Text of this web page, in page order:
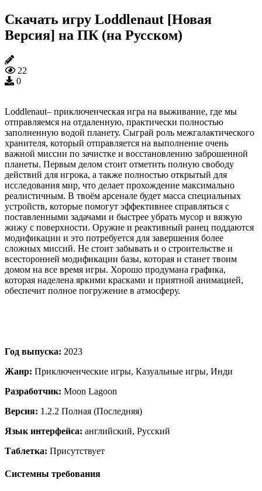
Скачать игру Loddlenaut [Новая
Версия] на ПК (на Русском)
22
0
Loddlenaut– приключенческая игра на выживание, где мы
отправляемся на отдаленную, практически полностью
заполненную водой планету. Сыграй роль межгалактического
хранителя, который отправляется на выполнение очень
важной миссии по зачистке и восстановлению заброшенной
планеты. Первым делом стоит отметить полную свободу
действий для игрока, а также полностью открытый для
исследования мир, что делает прохождение максимально
реалистичным. В твоём арсенале будет масса специальных
устройств, которые помогут эффективнее справляться с
поставленными задачами и быстрее убрать мусор и вязкую
жижу с поверхности. Оружие и реактивный ранец поддаются
модификации и это потребуется для завершения более
сложных миссий. Не стоит забывать и о строительстве и
всесторонней модификации базы, которая и станет твоим
домом на все время игры. Хорошо продумана графика,
которая наделена яркими красками и приятной анимацией,
обеспечит полное погружение в атмосферу.
Год выпуска: 2023
Жанр: Приключенческие игры, Казуальные игры, Инди
Разработчик: Moon Lagoon
Версия: 1.2.2 Полная (Последняя)
Язык интерфейса: английский, Русский
Таблетка: Присутствует
Системны требования